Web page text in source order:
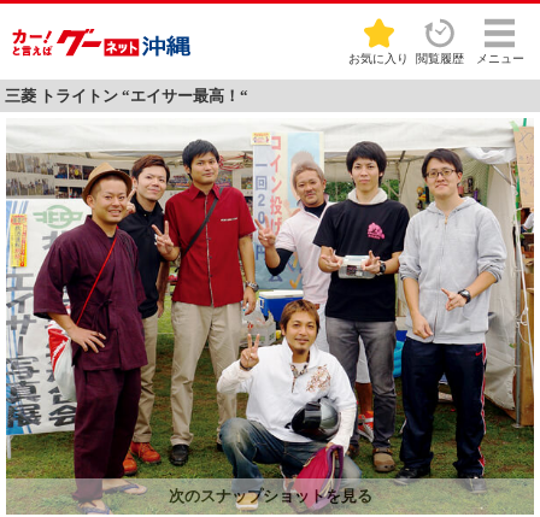
お気に入り 閲覧履歴 メニュー
三菱 トライトン “エイサー最高！“